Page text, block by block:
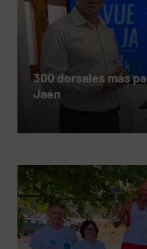
300 dorsales más
Jaén